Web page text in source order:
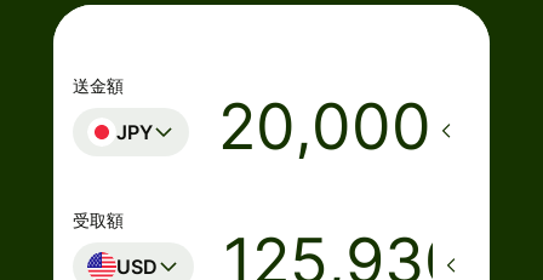
送金額
JPY
受取額
USD